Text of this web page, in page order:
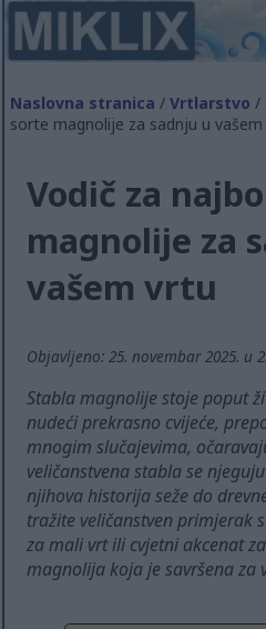
Naslovna stranica /Vrtlarstvo /
sorte magnolije za sadnju u
Vodič za
magnolije za
vašem vrtu
Objavljeno: 25. novembar 2025. u
Stabla magnolije stoje poput
nudeći prekrasno cvijeće,
mnogim slučajevima,
veličanstvena stabla se
njihova historija seže do
tražite veličanstven primjerak
za mali vrt ili cvjetni akcenat
magnolija koja je savršena za